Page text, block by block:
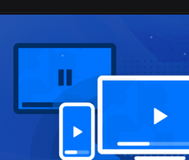
de Ana Rita Barros Economista, Formadora
da UE sobre Abastecimento e Segurança
Geógrafo, colaborador do Europe Direct